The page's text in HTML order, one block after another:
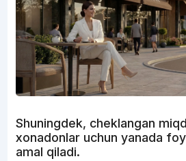
Shuningdek, cheklangan
xonadonlar uchun yanada
amal qiladi.